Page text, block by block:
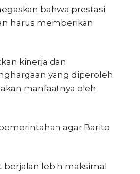
bahwa prestasi
harus memberikan
kinerja dan
yang diperoleh
manfaatnya oleh
agar Barito
lebih maksimal